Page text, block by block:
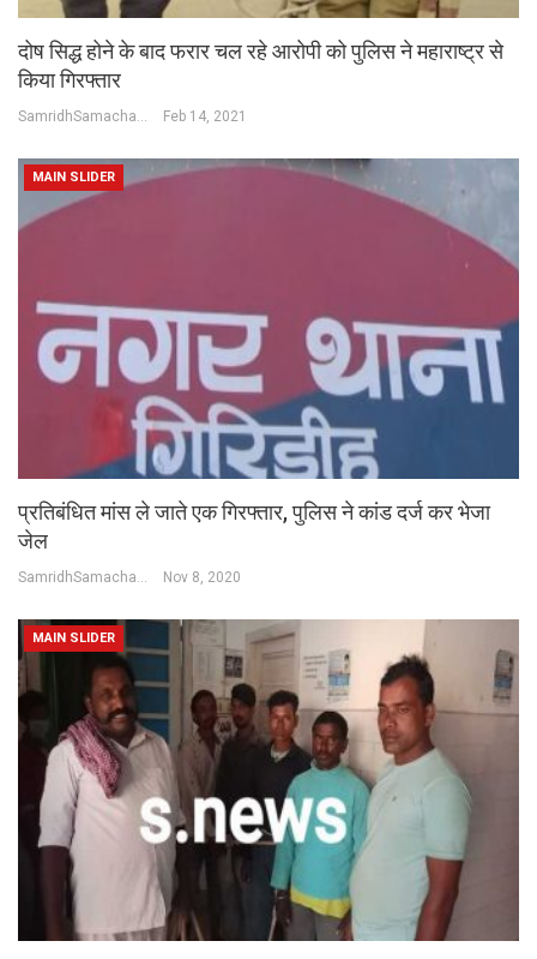
दोष सिद्ध होने के बाद फरार चल रहे आरोपी को पुलिस ने महाराष्ट्र से
किया गिरफ्तार
Feb 14, 2021
MAIN SLIDER
प्रतिबंधित मांस ले जाते एक गिरफ्तार, पुलिस ने कांड दर्ज कर भेजा
जेल
SamridhSamachar Desk Nov 8, 2020
MAIN SLIDER